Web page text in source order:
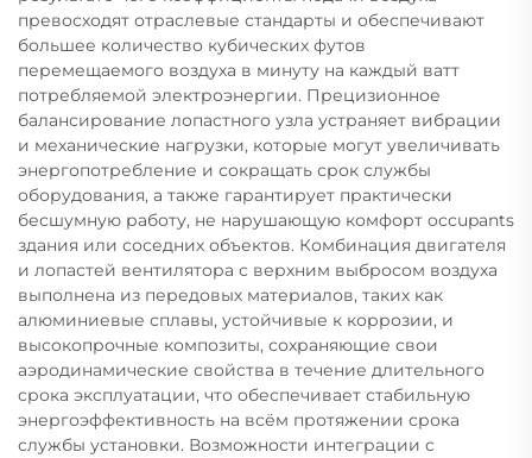
превосходят отраслевые стандарты и обеспечивают
большее количество кубических футов
перемещаемого воздуха в минуту на каждый ватт
потребляемой электроэнергии. Прецизионное
балансирование лопастного узла устраняет вибрации
и механические нагрузки, которые могут увеличивать
энергопотребление и сокращать срок службы
оборудования, а также гарантирует практически
бесшумную работу, не нарушающую комфорт occupants
здания или соседних объектов. Комбинация двигателя
и лопастей вентилятора с верхним выбросом воздуха
выполнена из передовых материалов, таких как
алюминиевые сплавы, устойчивые к коррозии, и
высокопрочные композиты, сохраняющие свои
аэродинамические свойства в течение длительного
срока эксплуатации, что обеспечивает стабильную
энергоэффективность на всём протяжении срока
службы установки. Возможности интеграции с